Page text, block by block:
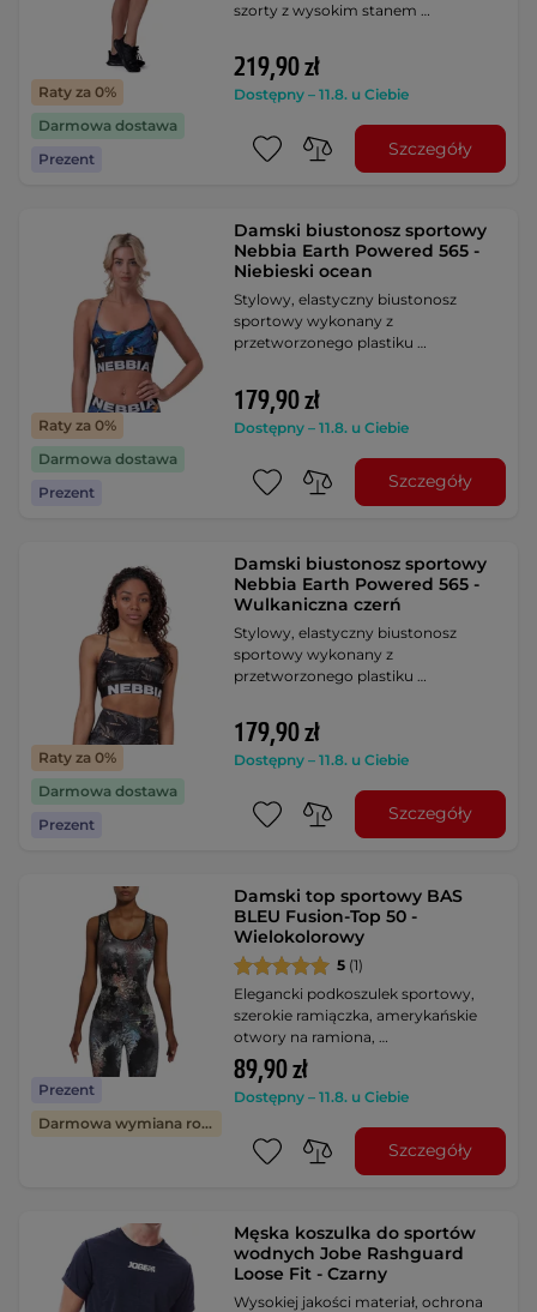
Raty za 0%
Darmowa dostawa
Prezent
szorty z wysokim stanem …
219,90 zł
Dostępny – 11.8. u Ciebie
Szczegóły
Raty za 0%
Darmowa dostawa
Prezent
Damski biustonosz sportowy
Nebbia Earth Powered 565 -
Niebieski ocean
Stylowy, elastyczny biustonosz
sportowy wykonany z
przetworzonego plastiku …
179,90 zł
Dostępny – 11.8. u Ciebie
Szczegóły
Raty za 0%
Darmowa dostawa
Prezent
Damski biustonosz sportowy
Nebbia Earth Powered 565 -
Wulkaniczna czerń
Stylowy, elastyczny biustonosz
sportowy wykonany z
przetworzonego plastiku …
179,90 zł
Dostępny – 11.8. u Ciebie
Szczegóły
Prezent
Darmowa wymiana rozmiaru
Damski top sportowy BAS
BLEU Fusion-Top 50 -
Wielokolorowy
5 (1)
Elegancki podkoszulek sportowy,
szerokie ramiączka, amerykańskie
otwory na ramiona, …
89,90 zł
Dostępny – 11.8. u Ciebie
Szczegóły
Męska koszulka do sportów
wodnych Jobe Rashguard
Loose Fit - Czarny
Wysokiej jakości materiał, ochrona